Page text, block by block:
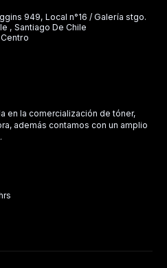
949, Local n°16 / Galería stgo.
, Santiago De Chile
en la comercialización de tóner,
además contamos con un amplio